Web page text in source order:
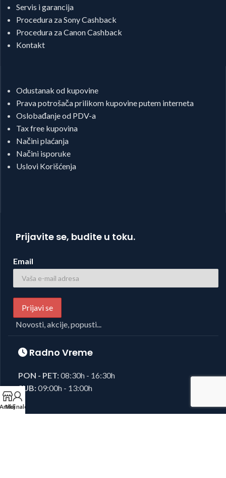
Servis i garancija
Procedura za Sony Cashback
Procedura za Canon Cashback
Kontakt
Odustanak od kupovine
Prava potrošača prilikom kupovine putem interneta
Oslobađanje od PDV-a
Tax free kupovina
Načini plaćanja
Načini isporuke
Uslovi Korišćenja
Prijavite se, budite u toku.
Email
Novosti, akcije, popusti...
Radno Vreme
PON - PET:08:30h - 16:30h
SUB:09:00h - 13:00h
Artikli
Moj nalog